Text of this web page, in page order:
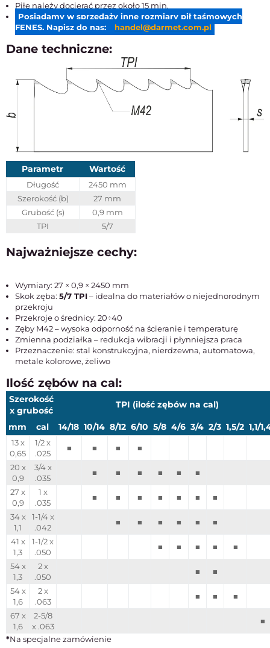
Piłę należy docierać przez około 15 min.
Posiadamy w sprzedaży inne rozmiary pił taśmowych
FENES. Napisz do nas:
handel@darmet.com.pl
Dane techniczne:
Parametr Wartość
Długość
2450 mm
Szerokość (b)
27 mm
Grubość (s)
0,9 mm
TPI
5/7
Najważniejsze cechy:
Wymiary: 27 × 0,9 × 2450 mm
Skok zęba: 5/7 TPI– idealna do materiałów o niejednorodnym
przekroju
Przekroje o średnicy: 20÷40
Zęby M42 – wysoka odporność na ścieranie i temperaturę
Zmienna podziałka – redukcja wibracji i płynniejsza praca
Przeznaczenie: stal konstrukcyjna, nierdzewna, automatowa,
metale kolorowe, żeliwo
Ilość zębów na cal:
Szerokość
x grubość
TPI (ilość zębów na cal)
mm cal 14/18 10/14 8/12 6/10 5/8 4/6 3/4 2/3 1,5/2 1,1/
13 x
0,65
1/2 x
.025
■ ■ ■
■
20 x
0,9
3/4 x
.035
■ ■ ■ ■ ■
■
27 x
0,9
1 x
.035
■ ■ ■ ■ ■ ■
■
34 x
1,1
1-1/4 x
.042
■ ■ ■ ■ ■
■
41 x
1,3
1-1/2 x
.050
■ ■ ■ ■
■
54 x
1,3
2 x
.050
■
■
54 x
1,6
2 x
.063
■ ■
■
67 x
1,6
2-5/8
x .063
■
*Na specjalne zamówienie